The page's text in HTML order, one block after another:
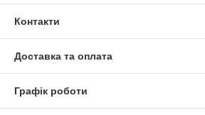
Контакти
Доставка та оплата
Графік роботи